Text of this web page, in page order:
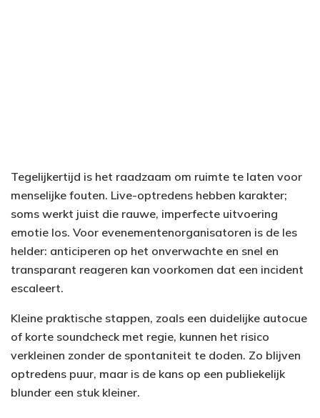
Tegelijkertijd is het raadzaam om ruimte te laten voor
menselijke fouten. Live-optredens hebben karakter;
soms werkt juist die rauwe, imperfecte uitvoering
emotie los. Voor evenementenorganisatoren is de les
helder: anticiperen op het onverwachte en snel en
transparant reageren kan voorkomen dat een incident
escaleert.
Kleine praktische stappen, zoals een duidelijke autocue
of korte soundcheck met regie, kunnen het risico
verkleinen zonder de spontaniteit te doden. Zo blijven
optredens puur, maar is de kans op een publiekelijk
blunder een stuk kleiner.